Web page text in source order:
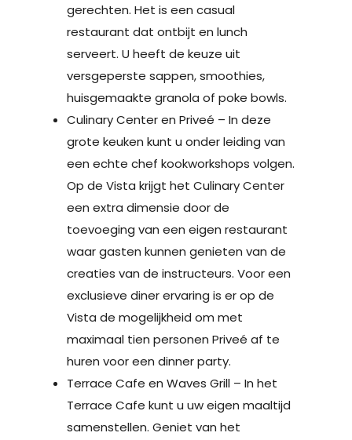
gerechten. Het is een casual
restaurant dat ontbijt en lunch
serveert. U heeft de keuze uit
versgeperste sappen, smoothies,
huisgemaakte granola of poke bowls.
Culinary Center en Priveé – In deze
grote keuken kunt u onder leiding van
een echte chef kookworkshops volgen.
Op de Vista krijgt het Culinary Center
een extra dimensie door de
toevoeging van een eigen restaurant
waar gasten kunnen genieten van de
creaties van de instructeurs. Voor een
exclusieve diner ervaring is er op de
Vista de mogelijkheid om met
maximaal tien personen Priveé af te
huren voor een dinner party.
Terrace Cafe en Waves Grill – In het
Terrace Cafe kunt u uw eigen maaltijd
samenstellen. Geniet van het